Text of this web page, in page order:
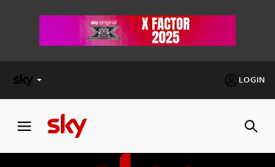
LOGIN
FACTOR